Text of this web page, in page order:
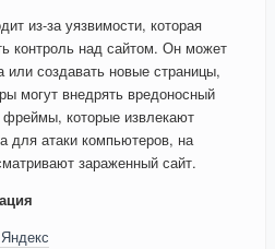
из-за уязвимости, которая
контроль над сайтом. Он может
или создавать новые страницы,
могут внедрять вредоносный
которые извлекают
для атаки компьютеров, на
зараженный сайт.